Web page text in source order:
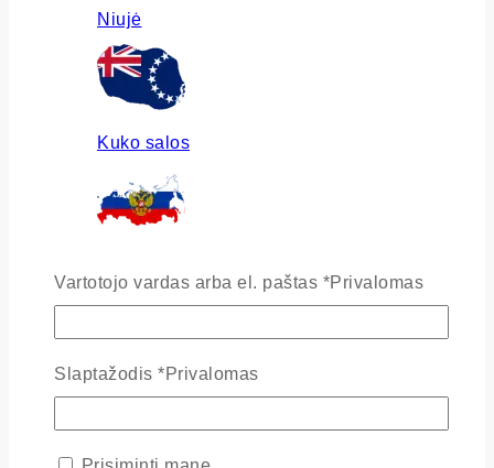
Niujė
Kuko salos
Vartotojo vardas arba el. paštas *Privalomas
Slaptažodis *Privalomas